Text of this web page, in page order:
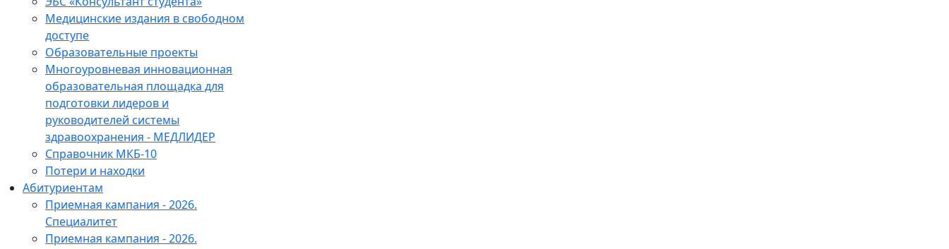
Медицинские издания в свободном
доступе
Образовательные проекты
Многоуровневая инновационная
образовательная площадка для
подготовки лидеров и
руководителей системы
здравоохранения - МЕДЛИДЕР
Справочник МКБ-10
Потери и находки
Абитуриентам
Приемная кампания - 2026.
Специалитет
Приемная кампания - 2026.